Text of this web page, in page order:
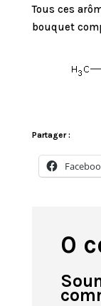
Tous ces
bouquet
Partager :
0